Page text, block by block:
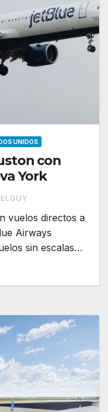
UNIDOS
con
York
vuelos directos a
Airways
sin escalas…